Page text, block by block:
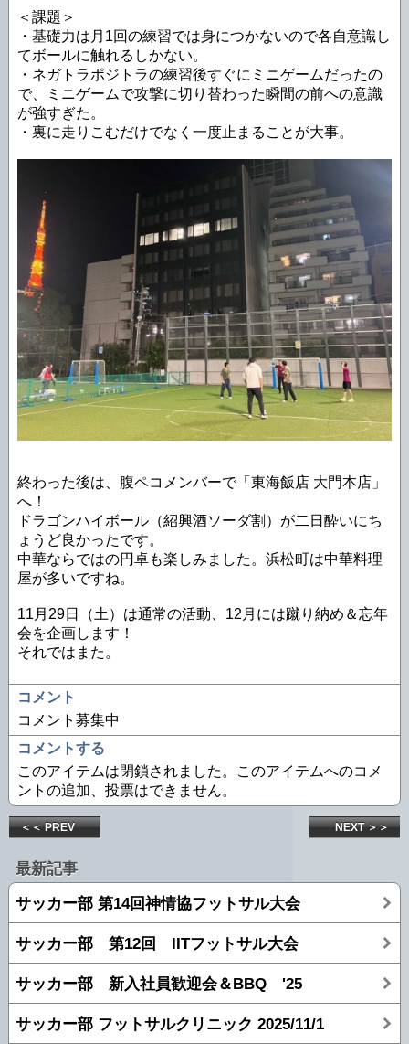
＜課題＞
・基礎力は月1回の練習では身につかないので各自意識し
てボールに触れるしかない。
・ネガトラポジトラの練習後すぐにミニゲームだったの
で、ミニゲームで攻撃に切り替わった瞬間の前への意識
が強すぎた。
・裏に走りこむだけでなく一度止まることが大事。
終わった後は、腹ペコメンバーで「東海飯店 大門本店」
へ！
ドラゴンハイボール（紹興酒ソーダ割）が二日酔いにち
ょうど良かったです。
中華ならではの円卓も楽しみました。浜松町は中華料理
屋が多いですね。
11月29日（土）は通常の活動、12月には蹴り納め＆忘年
会を企画します！
それではまた。
コメント
コメント募集中
コメントする
このアイテムは閉鎖されました。このアイテムへのコメ
ントの追加、投票はできません。
＜＜ PREV NEXT ＞＞
最新記事
サッカー部 第14回神情協フットサル大会
サッカー部 第12回 IITフットサル大会
サッカー部 新入社員歓迎会＆BBQ '25
サッカー部 フットサルクリニック 2025/11/1